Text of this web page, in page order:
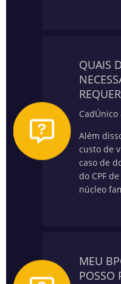
QUAIS
Além
custo de
caso de
do CPF
núcleo
MEU
POSSO